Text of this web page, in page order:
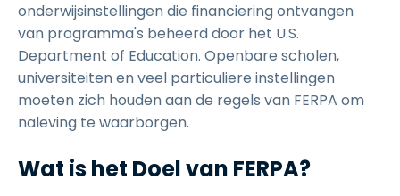
onderwijsinstellingen die financiering ontvangen
van programma's beheerd door het U.S.
Department of Education. Openbare scholen,
universiteiten en veel particuliere instellingen
moeten zich houden aan de regels van FERPA om
naleving te waarborgen.
Wat is het Doel van FERPA?